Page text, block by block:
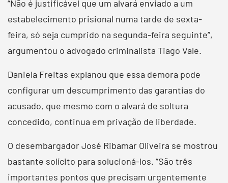
“Não é justificável que um alvará enviado a um
estabelecimento prisional numa tarde de sexta-
feira, só seja cumprido na segunda-feira seguinte”,
argumentou o advogado criminalista Tiago Vale.
Daniela Freitas explanou que essa demora pode
configurar um descumprimento das garantias do
acusado, que mesmo com o alvará de soltura
concedido, continua em privação de liberdade.
O desembargador José Ribamar Oliveira se mostrou
bastante solícito para solucioná-los. “São três
importantes pontos que precisam urgentemente